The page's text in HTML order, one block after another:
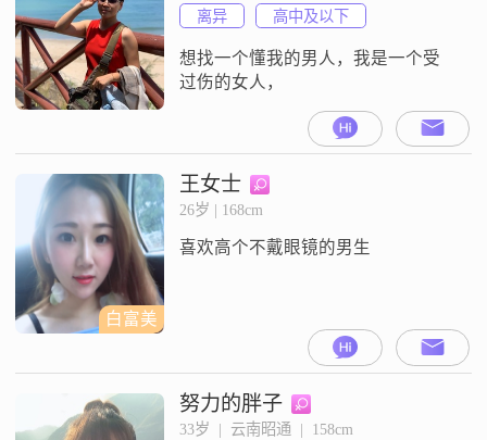
离异
高中及以下
想找一个懂我的男人，我是一个受
过伤的女人，
白富美
王女士
26岁 | 168cm
喜欢高个不戴眼镜的男生
努力的胖子
33岁  |  云南昭通  |  158cm